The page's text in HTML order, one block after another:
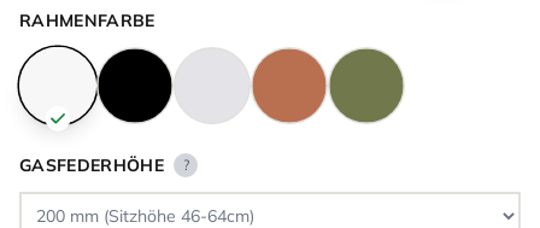
RAHMENFARBE
GASFEDERHÖHE ?